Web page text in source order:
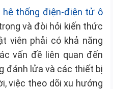
hệ thống điện-điện tử ô
và đòi hỏi kiến thức
viên phải có khả năng
vấn đề liên quan đến
đánh lửa và các thiết bị
việc theo dõi xu hướng